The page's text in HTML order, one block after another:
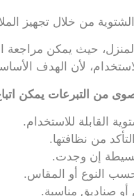
من خلال تجهيز
المنزل، حيث يمكن مراجعة
للاستخدام، لأن الهدف
من التبرعات يمكن
القابلة للاستخدام.
من نظافتها.
إن وجدت.
النوع أو المقاس.
أو صناديق مناسبة.